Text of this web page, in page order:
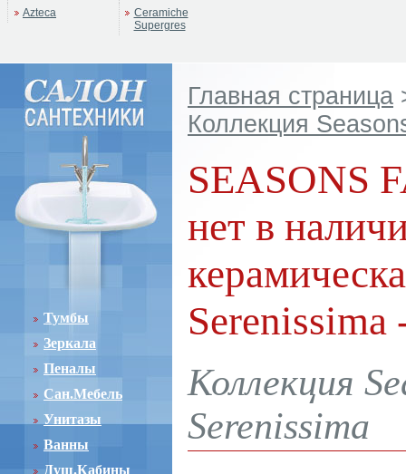
Azteca
Ceramiche
Supergres
Тумбы
Зеркала
Пеналы
Сан.Мебель
Унитазы
Ванны
Душ.Кабины
Главная страница
Коллекция
SEASONS
нет в
Коллекция
Serenissima